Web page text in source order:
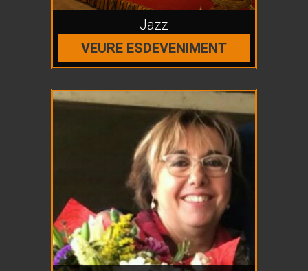
Jazz
VEURE ESDEVENIMENT